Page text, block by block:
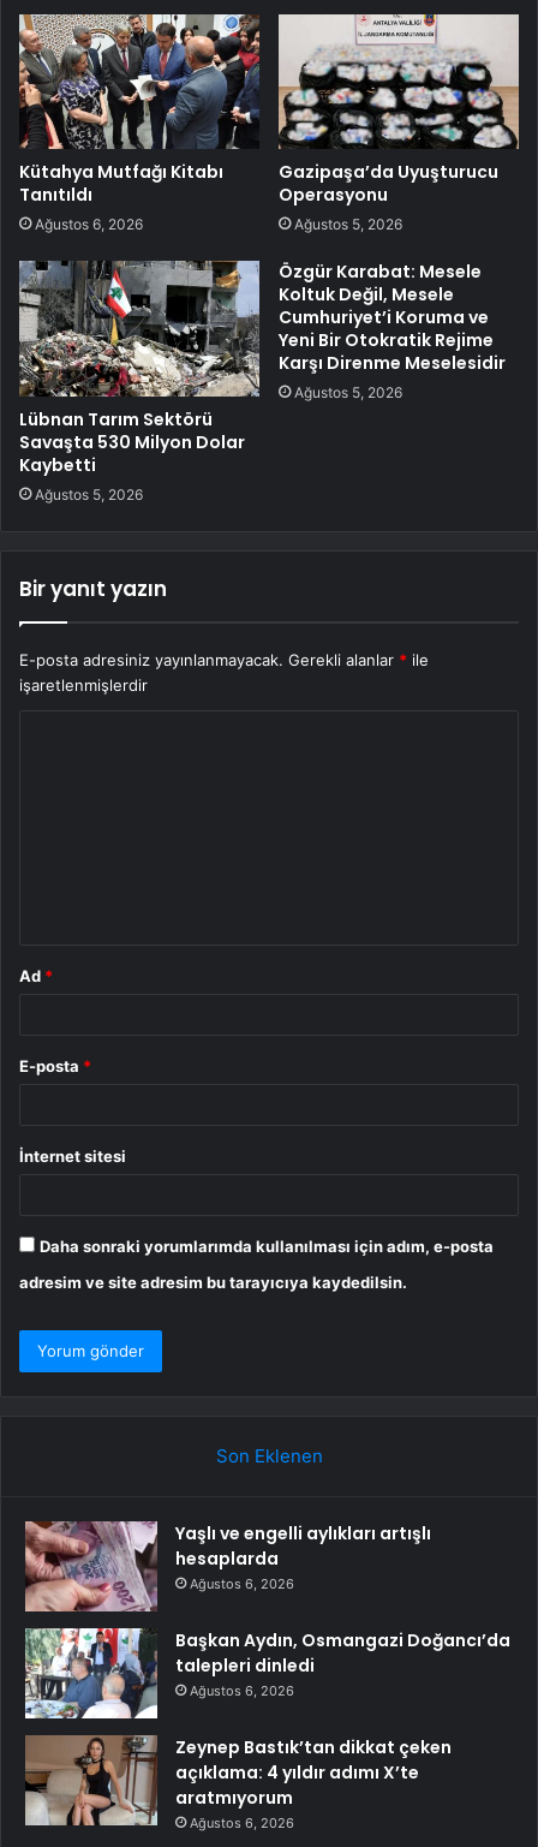
Kütahya Mutfağı Kitabı
Tanıtıldı
Ağustos 6, 2026
Gazipaşa’da Uyuşturucu
Operasyonu
Ağustos 5, 2026
Lübnan Tarım Sektörü
Savaşta 530 Milyon Dolar
Kaybetti
Ağustos 5, 2026
Özgür Karabat: Mesele
Koltuk Değil, Mesele
Cumhuriyet’i Koruma ve
Yeni Bir Otokratik Rejime
Karşı Direnme Meselesidir
Ağustos 5, 2026
Bir yanıt yazın
E-posta adresiniz yayınlanmayacak. Gerekli alanlar * ile
işaretlenmişlerdir
Ad *
E-posta *
İnternet sitesi
Daha sonraki yorumlarımda kullanılması için adım, e-posta
adresim ve site adresim bu tarayıcıya kaydedilsin.
Son Eklenen
Yaşlı ve engelli aylıkları artışlı
hesaplarda
Ağustos 6, 2026
Başkan Aydın, Osmangazi Doğancı’da
talepleri dinledi
Ağustos 6, 2026
Zeynep Bastık’tan dikkat çeken
açıklama: 4 yıldır adımı X’te
aratmıyorum
Ağustos 6, 2026